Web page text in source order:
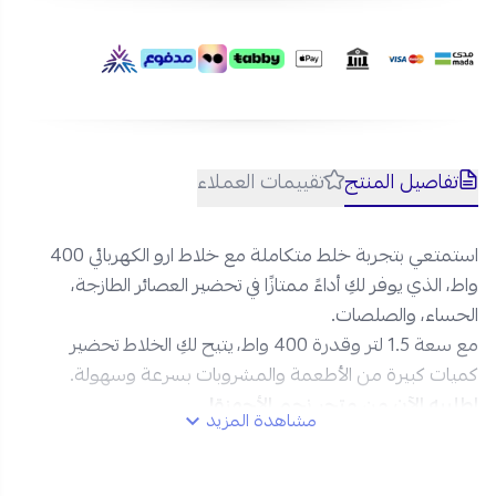
تفاصيل المنتج تقييمات العملاء
استمتعي بتجربة خلط متكاملة مع خلاط ارو الكهربائي 400
واط، الذي يوفر لكِ أداءً ممتازًا في تحضير العصائر الطازجة،
الحساء، والصلصات.
مع سعة 1.5 لتر وقدرة 400 واط، يتيح لكِ الخلاط تحضير
كميات كبيرة من الأطعمة والمشروبات بسرعة وسهولة.
اطلبيه الآن من متجر نجم الأجهزة!
مشاهدة المزيد